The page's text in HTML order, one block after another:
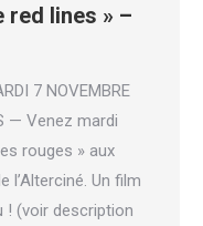
red lines » –
7 NOVEMBRE
— Venez mardi
rouges » aux
l’Alterciné. Un film
! (voir description